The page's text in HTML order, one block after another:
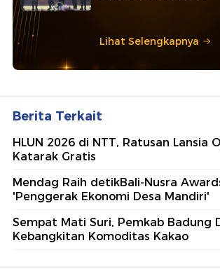
Lihat Selengkapnya
Berita Terkait
HLUN 2026 di NTT, Ratusan Lansia
Katarak Gratis
Mendag Raih detikBali-Nusra
'Penggerak Ekonomi Desa Mandiri'
Sempat Mati Suri, Pemkab Badung
Kebangkitan Komoditas Kakao